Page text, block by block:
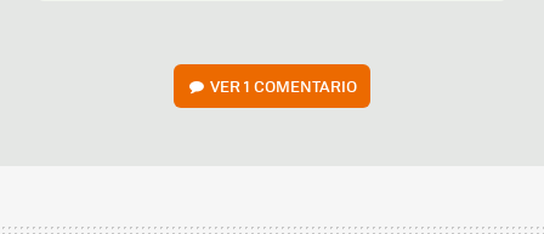
VER1 COMENTARIO